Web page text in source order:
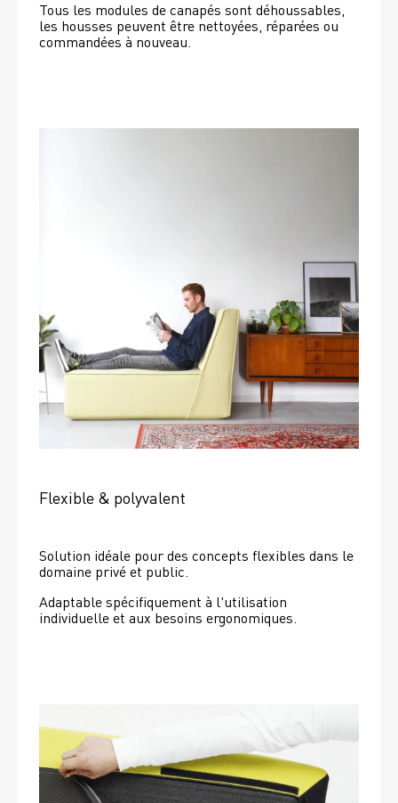
Tous les modules de canapés sont déhoussables,
les housses peuvent être nettoyées, réparées ou
commandées à nouveau.
Flexible & polyvalent
Solution idéale pour des concepts flexibles dans le
domaine privé et public.
Adaptable spécifiquement à l'utilisation
individuelle et aux besoins ergonomiques.